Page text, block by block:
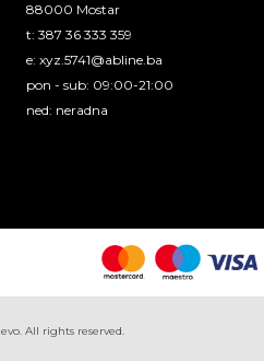
88000 Mostar
t: 387 36 333 359
e:xyz.5741@abline.ba
pon - sub: 09:00-21:00
ned: neradna
All rights reserved.